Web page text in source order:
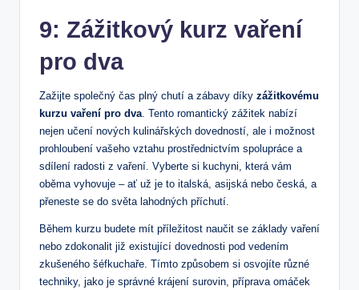
9: Zážitkový​ kurz vaření
pro dva
Zažijte společný čas plný​ chutí a zábavy díky zážitkovému
kurzu⁢ vaření pro dva. Tento romantický zážitek nabízí
nejen učení ​nových kulinářských dovedností, ale i možnost
‍prohloubení ‌vašeho vztahu prostřednictvím spolupráce a
sdílení⁤ radosti z vaření. Vyberte si kuchyni, která vám
oběma vyhovuje – ať už je to italská, asijská nebo česká, a
přeneste se do světa⁤ lahodných příchutí.
Během kurzu ⁤budete mít příležitost naučit se základy vaření
nebo zdokonalit⁢ již existující dovednosti pod vedením
zkušeného šéfkuchaře. ⁢Tímto způsobem si osvojíte různé
techniky,⁣ jako je správné krájení surovin, příprava omáček